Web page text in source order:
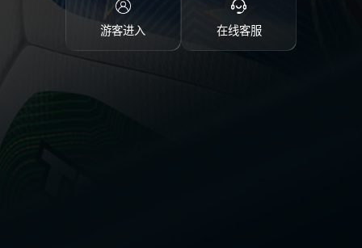
游客进入 在线客服